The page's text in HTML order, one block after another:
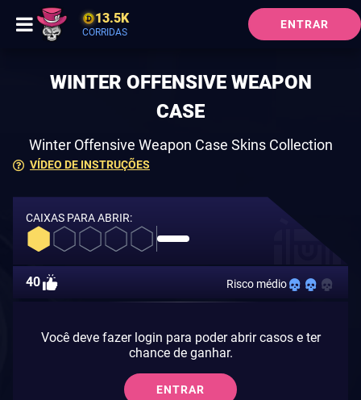
13.5K
CORRIDAS
ENTRAR
VÍDEO DE INSTRUÇÕES
WINTER OFFENSIVE WEAPON
CASE
Winter Offensive Weapon Case Skins Collection
CAIXAS PARA ABRIR:
40 Risco médio
Você deve fazer login para poder abrir casos e ter
chance de ganhar.
ENTRAR